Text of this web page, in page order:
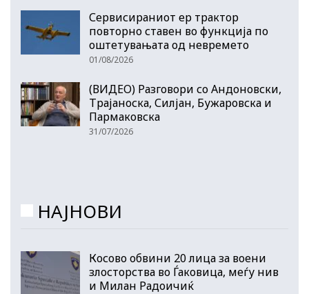
Сервисираниот ер трактор
повторно ставен во функција по
оштетувањата од невремето
01/08/2026
(ВИДЕО) Разговори со Андоновски,
Трајаноска, Силјан, Бужаровска и
Пармаковска
31/07/2026
НАЈНОВИ
Косово обвини 20 лица за воени
злосторства во Ѓаковица, меѓу нив
и Милан Радоичиќ